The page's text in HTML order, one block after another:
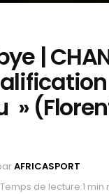
|
»
AFRICASPORT
Temps de lecture:1 min